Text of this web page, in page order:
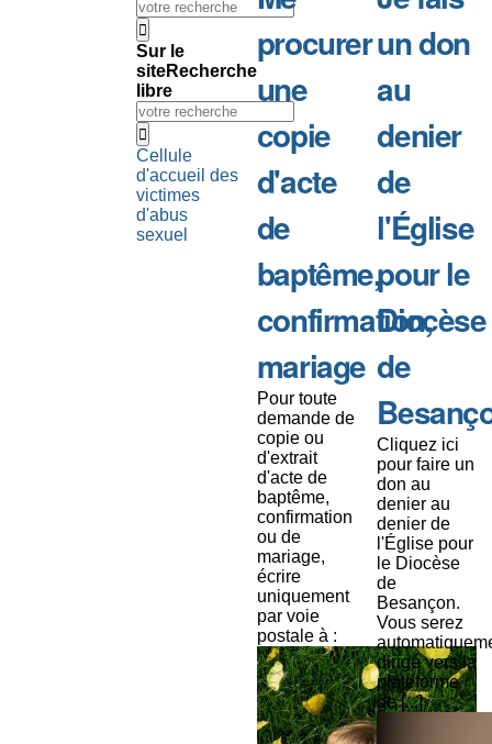
Sur le
siteRecherche
libre
Cellule
d'accueil des
victimes
d'abus
sexuel
procurer
une
copie
d'acte
de
baptême,
confirmation,
mariage
Pour toute
demande de
copie ou
d'extrait
d'acte de
baptême,
confirmation
ou de
mariage,
écrire
uniquement
par voie
postale à :
un don
au
denier
de
l'Église
pour le
Diocèse
de
Cliquez ici
pour faire un
don au
denier au
denier de
l'Église pour
le Diocèse
de
Besançon.
Vous serez
dirigé vers la
plateforme
de [...]